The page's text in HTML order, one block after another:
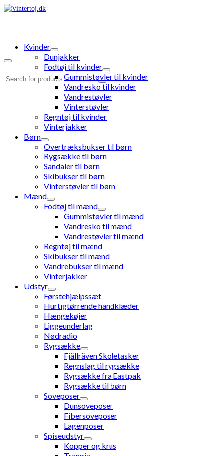
Search
Kvinder
Dunjakker
Fodtøj til kvinder
Gummistøvler til kvinder
Vandresko til kvinder
Vandrestøvler
Vinterstøvler
Regntøj til kvinder
Vinterjakker
Børn
Overtræksbukser til børn
Rygsække til børn
Sandaler til børn
Skibukser til børn
Vinterstøvler til børn
Mænd
Fodtøj til mænd
Gummistøvler til mænd
Vandresko til mænd
Vandrestøvler til mænd
Regntøj til mænd
Skibukser til mænd
Vandrebukser til mænd
Vinterjakker
Udstyr
Førstehjælpssæt
Hurtigtørrende håndklæder
Hængekøjer
Liggeunderlag
Nødradio
Rygsække
Fjällräven Skoletasker
Regnslag til rygsække
Rygsække fra Eastpak
Rygsække til børn
Soveposer
Dunsoveposer
Fibersoveposer
Lagenposer
Spiseudstyr
Kopper og krus